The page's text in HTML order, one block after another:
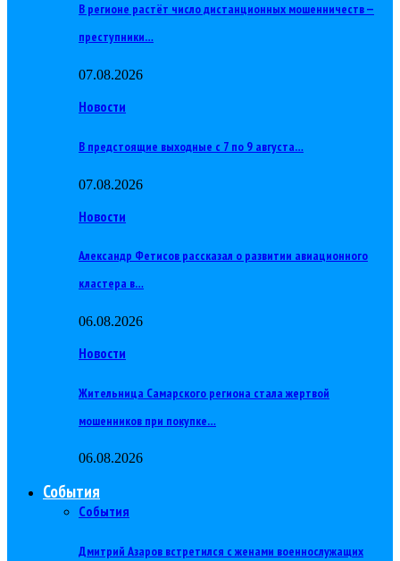
В регионе растёт число дистанционных мошенничеств —
преступники…
07.08.2026
Новости
В предстоящие выходные с 7 по 9 августа…
07.08.2026
Новости
Александр Фетисов рассказал о развитии авиационного
кластера в…
06.08.2026
Новости
Жительница Самарского региона стала жертвой
мошенников при покупке…
06.08.2026
События
События
Дмитрий Азаров встретился с женами военнослужащих